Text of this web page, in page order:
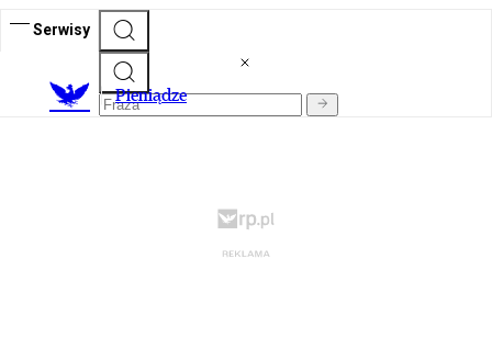
Serwisy
Pieniądze